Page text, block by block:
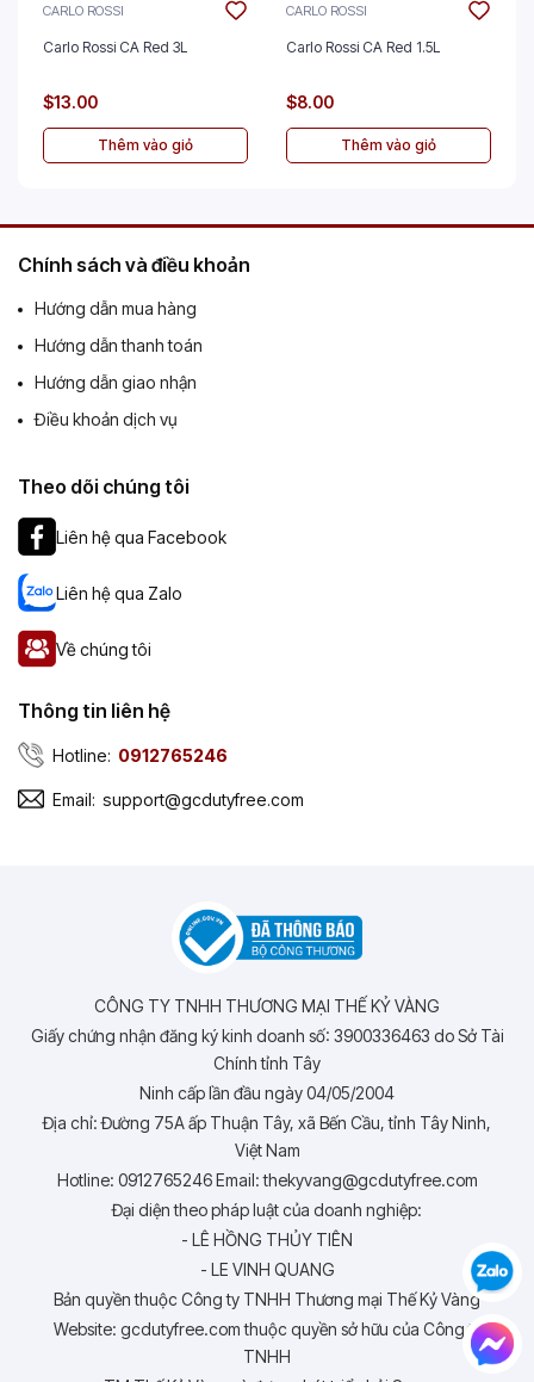
CARLO ROSSI
Carlo Rossi CA Red 3L
$13.00
Thêm vào giỏ
CARLO ROSSI
Carlo Rossi CA Red 1.5L
$8.00
Thêm vào giỏ
Chính sách và điều khoản
Hướng dẫn mua hàng
Hướng dẫn thanh toán
Hướng dẫn giao nhận
Điều khoản dịch vụ
Theo dõi chúng tôi
Liên hệ qua Facebook
Liên hệ qua Zalo
Về chúng tôi
Thông tin liên hệ
Hotline: 0912765246
Email: support@gcdutyfree.com
CÔNG TY TNHH THƯƠNG MẠI THẾ KỶ VÀNG
Giấy chứng nhận đăng ký kinh doanh số: 3900336463 do Sở Tài
Chính tỉnh Tây
Ninh cấp lần đầu ngày 04/05/2004
Địa chỉ: Đường 75A ấp Thuận Tây, xã Bến Cầu, tỉnh Tây Ninh,
Việt Nam
Hotline: 0912765246 Email: thekyvang@gcdutyfree.com
Đại diện theo pháp luật của doanh nghiệp:
- LÊ HỒNG THỦY TIÊN
- LE VINH QUANG
Bản quyền thuộc Công ty TNHH Thương mại Thế Kỷ Vàng
Website: gcdutyfree.com thuộc quyền sở hữu của Công ty
TNHH